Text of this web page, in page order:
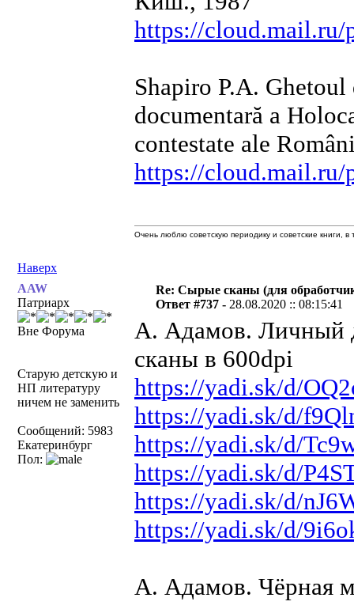
https://
Shapiro P.A.
documentară a
contestate ale
https://
Наверх
Очень люблю советскую периодику и советские книги,
AAW
Патриарх
Вне Форума
Старую детскую и
НП литературу
ничем не заменить
Сообщений: 5983
Екатеринбург
Пол:
Re: Сырые сканы (для
Ответ #737 - 28.08.2020 :: 08:15:41
А. Адамов. Личный
сканы в 600dpi
https://yadi.sk/d/
https://yadi.sk/d/
https://yadi.sk/d/
https://yadi.sk/d/
https://yadi.sk/d/
https://yadi.sk/d/
А. Адамов. Чёрная